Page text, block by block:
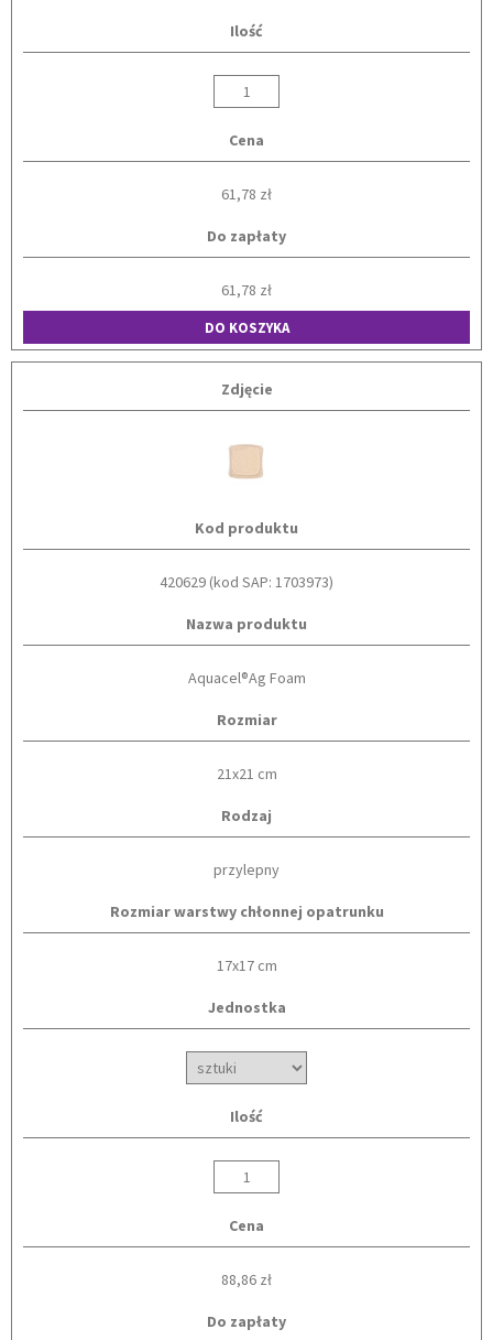
Ilość
Cena
61,78 zł
Do zapłaty
61,78 zł
DO KOSZYKA
Zdjęcie
Kod produktu
420629 (kod SAP: 1703973)
Nazwa produktu
Aquacel®Ag Foam
Rozmiar
21x21 cm
Rodzaj
przylepny
Rozmiar warstwy chłonnej opatrunku
17x17 cm
Jednostka
Ilość
Cena
88,86 zł
Do zapłaty